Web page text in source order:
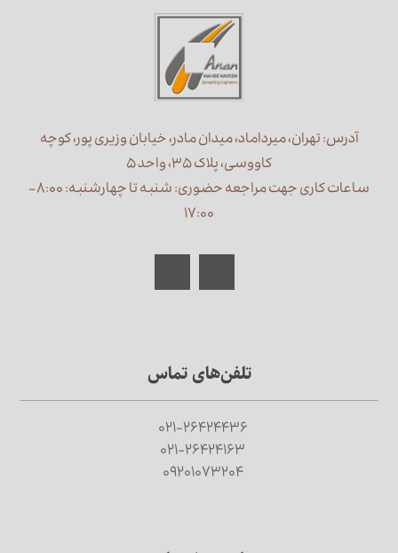
آدرس: تهران، میرداماد، میدان مادر، خیابان وزیری پور، کوچه
کاووسی، پلاک ۳۵، واحد ۵
ساعات کاری جهت مراجعه حضوری: شنبه تا چهارشنبه: ۸:۰۰ –
۱۷:۰۰
تلفن‌های تماس
۰۲۱-۲۶۴۲۴۴۳۶
۰۲۱-۲۶۴۲۴۱۶۳
۰۹۲۰۱۰۷۳۲۰۴